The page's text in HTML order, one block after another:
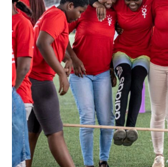
les
VBG
à
travers
le
sport